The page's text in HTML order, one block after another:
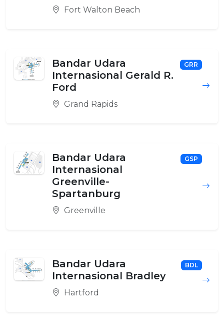
Fort Walton Beach
Bandar Udara
Internasional Gerald R.
Ford
GRR
Grand Rapids
Bandar Udara
Internasional
Greenville-
Spartanburg
GSP
Greenville
Bandar Udara
Internasional Bradley
BDL
Hartford